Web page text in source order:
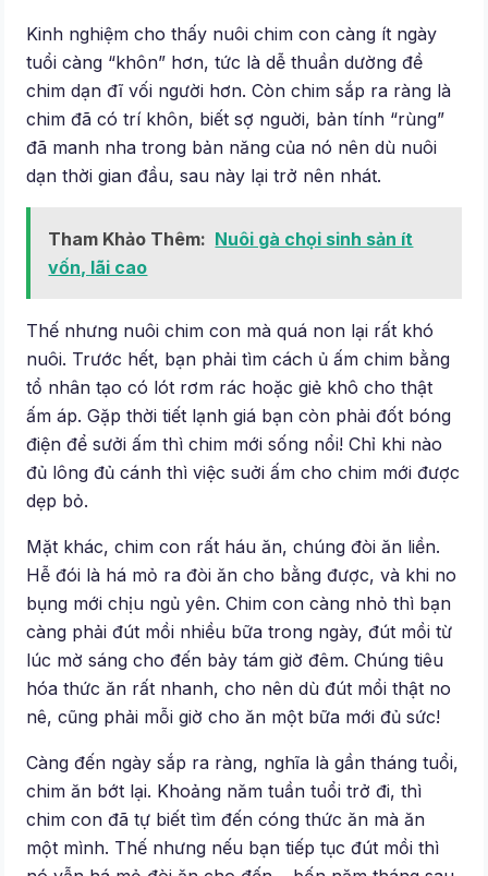
Kinh nghiệm cho thấy nuôi chim con càng ít ngày
tuổi càng “khôn” hơn, tức là dễ thuần dường đề
chim dạn đĩ vối người hơn. Còn chim sắp ra ràng là
chim đã có trí khôn, biết sợ nguời, bản tính “rùng”
đã manh nha trong bản năng của nó nên dù nuôi
dạn thời gian đầu, sau này lại trở nên nhát.
Tham Khảo Thêm: Nuôi gà chọi sinh sản ít
vốn, lãi cao
Thế nhưng nuôi chim con mà quá non lại rất khó
nuôi. Trước hết, bạn phải tìm cách ủ ấm chim bằng
tổ nhân tạo có lót rơm rác hoặc giẻ khô cho thật
ấm áp. Gặp thời tiết lạnh giá bạn còn phải đốt bóng
điện để sưởi ấm thì chim mới sống nổi! Chỉ khi nào
đủ lông đủ cánh thì việc suởi ấm cho chim mới được
dẹp bỏ.
Mặt khác, chim con rất háu ăn, chúng đòi ăn liền.
Hễ đói là há mỏ ra đòi ăn cho bằng được, và khi no
bụng mới chịu ngủ yên. Chim con càng nhỏ thì bạn
càng phải đút mồi nhiều bữa trong ngày, đút mồi từ
lúc mờ sáng cho đến bảy tám giờ đêm. Chúng tiêu
hóa thức ăn rất nhanh, cho nên dù đút mổi thật no
nê, cũng phải mỗi giờ cho ăn một bữa mới đủ sức!
Càng đến ngày sắp ra ràng, nghĩa là gần tháng tuổi,
chim ăn bớt lại. Khoảng năm tuần tuổi trở đi, thì
chim con đã tự biết tìm đến cóng thức ăn mà ăn
một mình. Thế nhưng nếu bạn tiếp tục đút mồi thì